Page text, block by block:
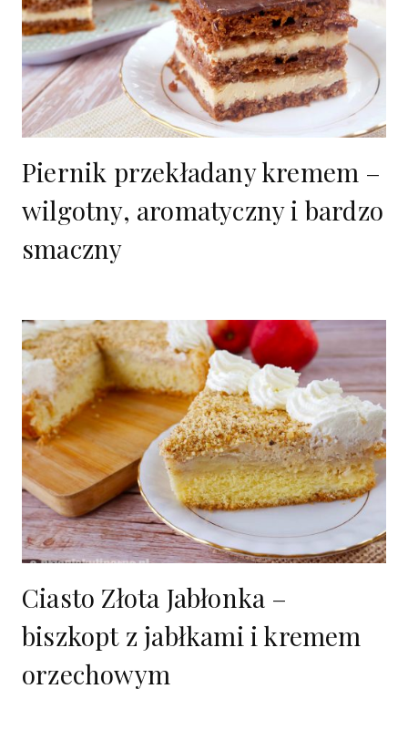
Piernik przekładany kremem –
wilgotny, aromatyczny i bardzo
smaczny
Ciasto Złota Jabłonka –
biszkopt z jabłkami i kremem
orzechowym